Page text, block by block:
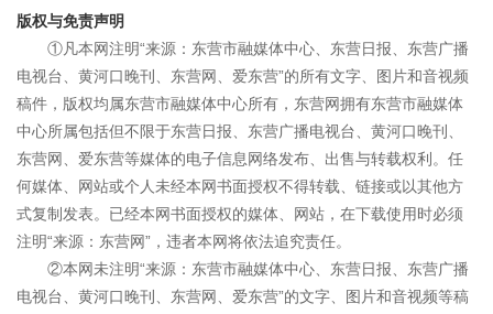
版权与免责声明
①凡本网注明“来源：东营市融媒体中心、东营日报、东营广播
电视台、黄河口晚刊、东营网、爱东营”的所有文字、图片和音视频
稿件，版权均属东营市融媒体中心所有，东营网拥有东营市融媒体
中心所属包括但不限于东营日报、东营广播电视台、黄河口晚刊、
东营网、爱东营等媒体的电子信息网络发布、出售与转载权利。任
何媒体、网站或个人未经本网书面授权不得转载、链接或以其他方
式复制发表。已经本网书面授权的媒体、网站，在下载使用时必须
注明“来源：东营网”，违者本网将依法追究责任。
②本网未注明“来源：东营市融媒体中心、东营日报、东营广播
电视台、黄河口晚刊、东营网、爱东营”的文字、图片和音视频等稿